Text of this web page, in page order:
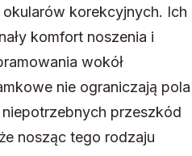
korekcyjnych. Ich
komfort noszenia i
wokół
nie ograniczają pola
przeszkód
nosząc tego rodzaju